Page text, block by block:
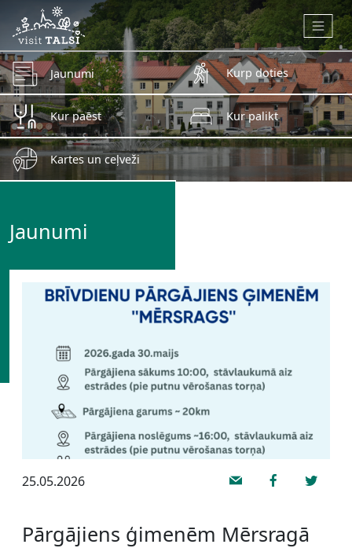
Skip to main content
Jaunumi Kurp doties
Kur paēst Kur palikt
Kartes un ceļveži
Jaunumi
25.05.2026
Pārgājiens ģimenēm Mērsragā